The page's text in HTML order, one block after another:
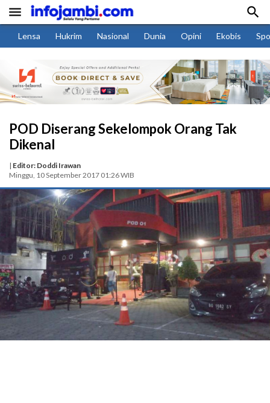
 
Lensa Hukrim Nasional Dunia Opini Ekobis
POD Diserang Sekelompok Orang Tak
Dikenal
| Editor: Doddi Irawan
Minggu, 10 September 2017 01:26 WIB